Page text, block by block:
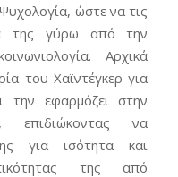
ώστε να τις
της γύρω από την
Αρχικά
του Χαϊντέγκερ για
την εφαρμόζει στην
επιδιώκοντας να
για ισότητα και
της από